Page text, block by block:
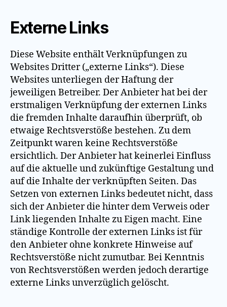
Externe Links
Diese Website enthält Verknüpfungen zu
Websites Dritter („externe Links“). Diese
Websites unterliegen der Haftung der
jeweiligen Betreiber. Der Anbieter hat bei der
erstmaligen Verknüpfung der externen Links
die fremden Inhalte daraufhin überprüft, ob
etwaige Rechtsverstöße bestehen. Zu dem
Zeitpunkt waren keine Rechtsverstöße
ersichtlich. Der Anbieter hat keinerlei Einfluss
auf die aktuelle und zukünftige Gestaltung und
auf die Inhalte der verknüpften Seiten. Das
Setzen von externen Links bedeutet nicht, dass
sich der Anbieter die hinter dem Verweis oder
Link liegenden Inhalte zu Eigen macht. Eine
ständige Kontrolle der externen Links ist für
den Anbieter ohne konkrete Hinweise auf
Rechtsverstöße nicht zumutbar. Bei Kenntnis
von Rechtsverstößen werden jedoch derartige
externe Links unverzüglich gelöscht.